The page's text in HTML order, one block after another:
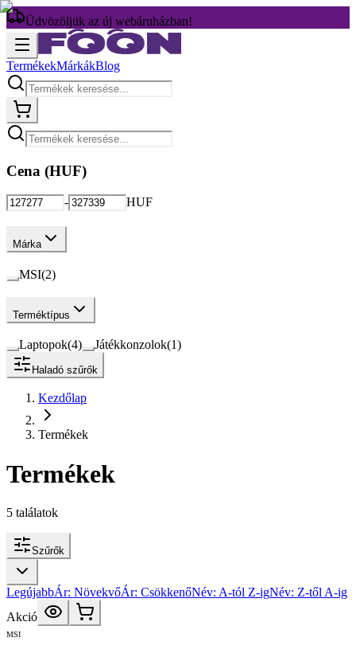
Üdvözöljük az új webáruházban!
TermékekMárkákBlog
Cena (HUF)
- HUF
Márka
MSI(2)
Terméktípus
Laptopok(4) Játékkonzolok(1)
Haladó szűrők
Kezdőlap
Termékek
Termékek
5 találatok
Szűrők
LegújabbÁr: NövekvőÁr: CsökkenőNév: A-tól Z-igNév: Z-től A-ig
Akció
MSI